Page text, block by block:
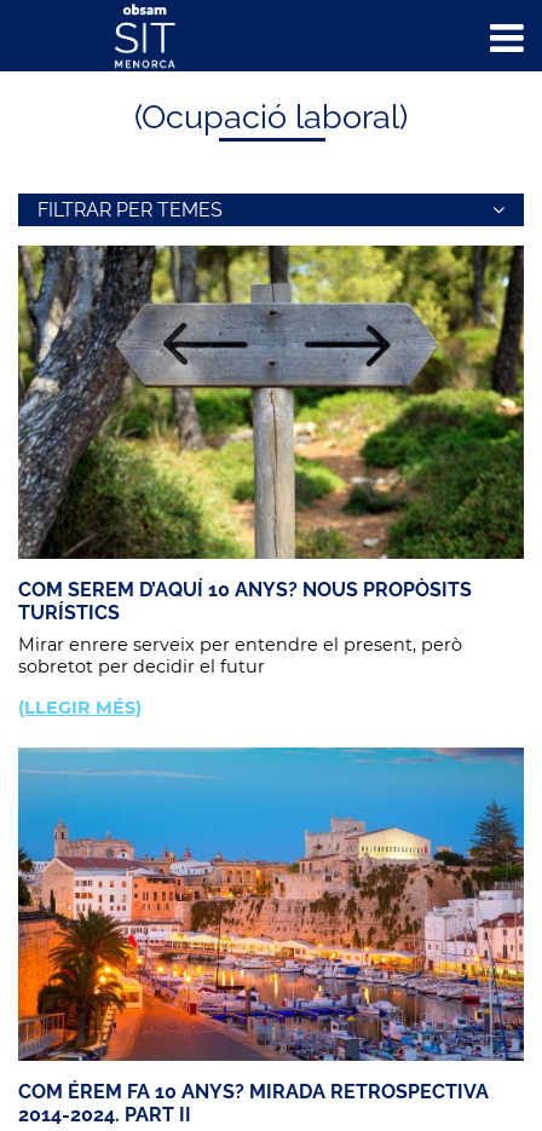
(Ocupació laboral)
FILTRAR PER TEMES
Demanda turística
Oferta turística
Impacte econòmic
COVID19
Indicadors clau
Medi ambient
Ocupació laboral
Impacte social
Productes turístics
COM SEREM D’AQUÍ 10 ANYS? NOUS PROPÒSITS
TURÍSTICS
Mirar enrere serveix per entendre el present, però
sobretot per decidir el futur
(LLEGIR MÉS)
COM ÉREM FA 10 ANYS? MIRADA RETROSPECTIVA
2014-2024. PART II